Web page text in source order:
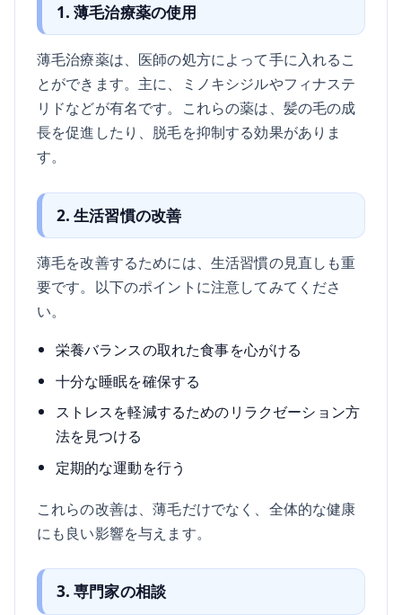
1. 薄毛治療薬の使用
薄毛治療薬は、医師の処方によって手に入れるこ
とができます。主に、ミノキシジルやフィナステ
リドなどが有名です。これらの薬は、髪の毛の成
長を促進したり、脱毛を抑制する効果がありま
す。
2. 生活習慣の改善
薄毛を改善するためには、生活習慣の見直しも重
要です。以下のポイントに注意してみてくださ
い。
栄養バランスの取れた食事を心がける
十分な睡眠を確保する
ストレスを軽減するためのリラクゼーション方
法を見つける
定期的な運動を行う
これらの改善は、薄毛だけでなく、全体的な健康
にも良い影響を与えます。
3. 専門家の相談